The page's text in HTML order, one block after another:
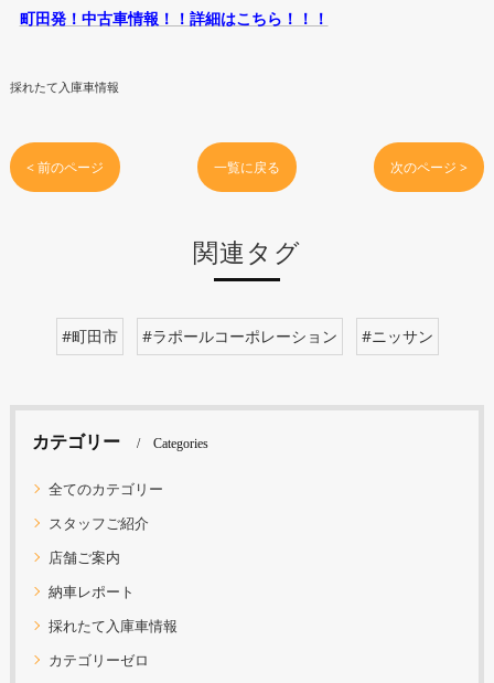
町田発！中古車情報！！詳細はこちら！！！
採れたて入庫車情報
< 前のページ 一覧に戻る 次のページ >
関連タグ
#町田市 #ラポールコーポレーション #ニッサン
カテゴリー Categories
全てのカテゴリー
スタッフご紹介
店舗ご案内
納車レポート
採れたて入庫車情報
カテゴリーゼロ